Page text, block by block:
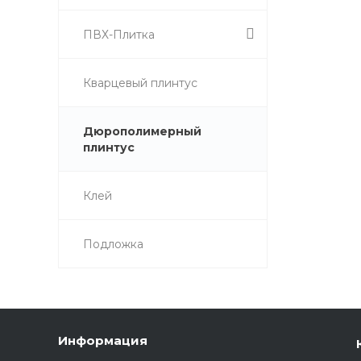
ПВХ-Плитка
Кварцевый плинтус
Дюрополимерный
плинтус
Клей
Подложка
Информация